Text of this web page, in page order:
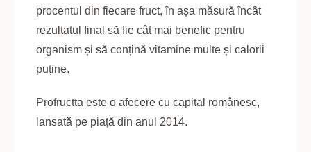
procentul din fiecare fruct, în așa măsură încât
rezultatul final să fie cât mai benefic pentru
organism și să conțină vitamine multe și calorii
puține.
Profructta este o afecere cu capital românesc,
lansată pe piață din anul 2014.